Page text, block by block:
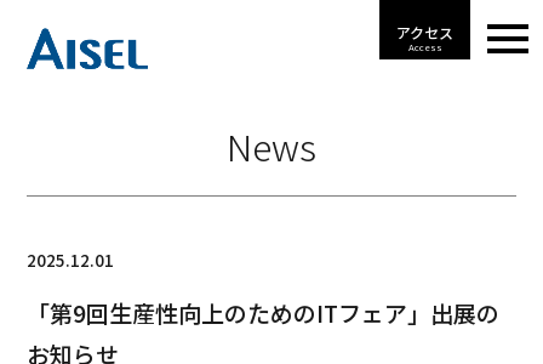
アクセス
Access
News
2025.12.01
「第9回生産性向上のためのITフェア」出展の
お知らせ